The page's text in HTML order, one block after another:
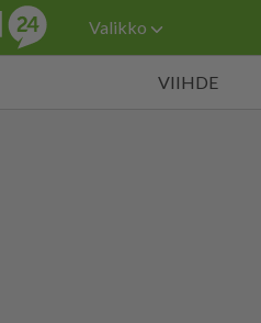
Valikko
VIIHDE